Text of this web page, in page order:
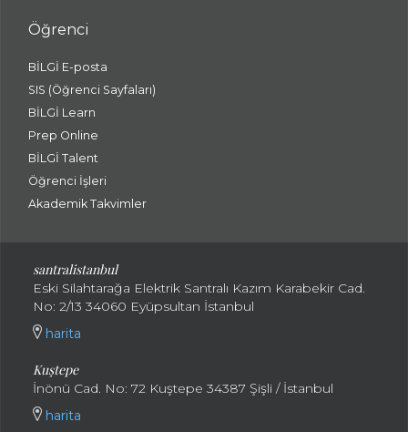
Öğrenci
BİLGİ E-posta
SIS (Öğrenci Sayfaları)
BİLGİ Learn
Prep Online
BİLGİ Talent
Öğrenci İşleri
Akademik Takvimler
santralistanbul
Eski Silahtarağa Elektrik Santralı Kazım Karabekir Cad.
No: 2/13 34060 Eyüpsultan İstanbul
harita
Kuştepe
İnönü Cad. No: 72 Kuştepe 34387 Şişli / İstanbul
harita